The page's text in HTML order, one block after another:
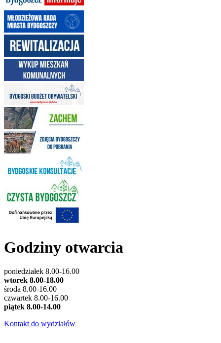
Godziny otwarcia
poniedziałek 8.00-16.00
wtorek 8.00-18.00
środa 8.00-16.00
czwartek 8.00-16.00
piątek 8.00-14.00
Kontakt do wydziałów